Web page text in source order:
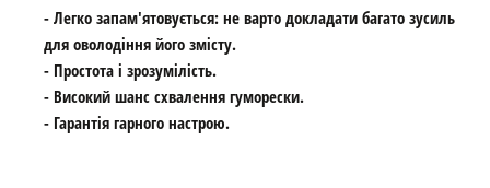
- Легко запам'ятовується: не варто докладати багато зусиль
для оволодіння його змісту.
- Простота і зрозумілість.
- Високий шанс схвалення гуморески.
- Гарантія гарного настрою.